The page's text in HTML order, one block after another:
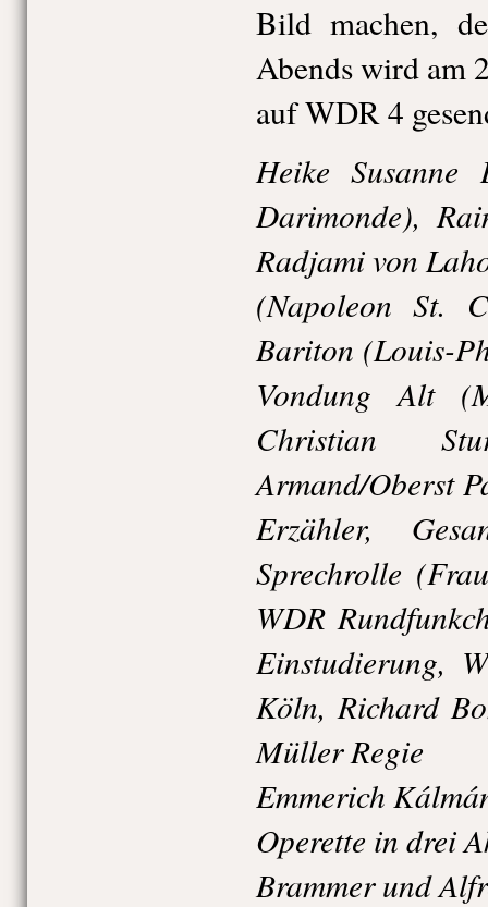
Bild machen,
Abends wird am
auf WDR 4
Heike Susanne
Darimonde),
Radjami von
(Napoleon St.
Bariton (Louis-
Vondung Alt
Christian
Armand/Oberst
Erzähler,
Sprechrolle
WDR
Einstudierung,
Köln, Richard
Müller Regie
Emmerich
Operette in drei
Brammer und